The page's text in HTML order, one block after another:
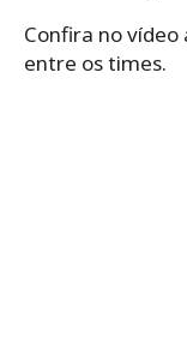
Confira no
entre os times.